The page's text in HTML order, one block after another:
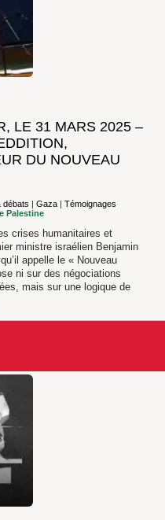
LE 31 MARS 2025 –
DU NOUVEAU
débats |Gaza |Témoignages
Palestine
crises humanitaires et
ministre israélien Benjamin
appelle le « Nouveau
ni sur des négociations
mais sur une logique de